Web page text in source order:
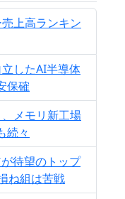
上高ランキン
したAI半導体
保確
メモリ新工場
続々
待望のトップ
ね組は苦戦